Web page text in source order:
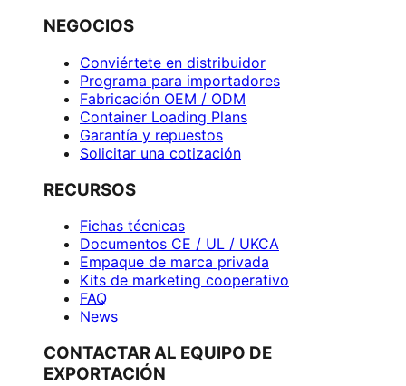
NEGOCIOS
Conviértete en distribuidor
Programa para importadores
Fabricación OEM / ODM
Container Loading Plans
Garantía y repuestos
Solicitar una cotización
RECURSOS
Fichas técnicas
Documentos CE / UL / UKCA
Empaque de marca privada
Kits de marketing cooperativo
FAQ
News
CONTACTAR AL EQUIPO DE
EXPORTACIÓN